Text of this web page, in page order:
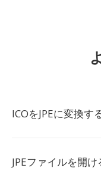
ICOをJPEに変換す
JPEファイルを開